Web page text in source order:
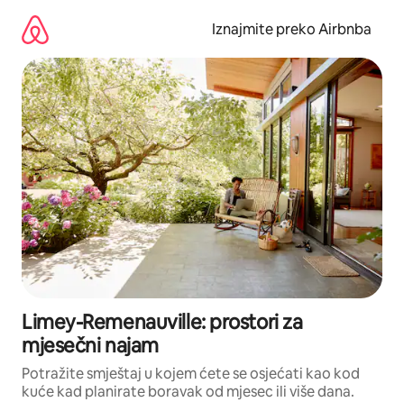
sadržaj
Iznajmite preko Airbnba
Limey-Remenauville: prostori za
mjesečni najam
Potražite smještaj u kojem ćete se osjećati kao kod
kuće kad planirate boravak od mjesec ili više dana.